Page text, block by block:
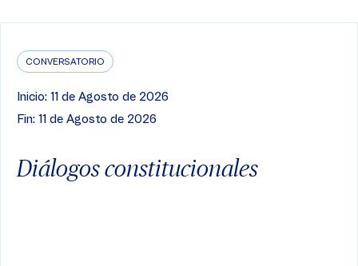
CONVERSATORIO
Inicio: 11 de Agosto de 2026
Fin: 11 de Agosto de 2026
Diálogos constitucionales